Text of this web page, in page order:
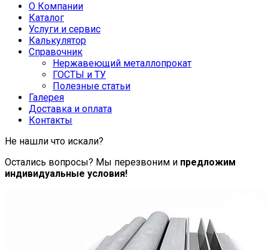
О Компании
Каталог
Услуги и сервис
Калькулятор
Справочник
Нержавеющий металлопрокат
ГОСТЫ и ТУ
Полезные статьи
Галерея
Доставка и оплата
Контакты
Не нашли что искали?
Остались вопросы? Мы перезвоним и предложим
индивидуальные условия!